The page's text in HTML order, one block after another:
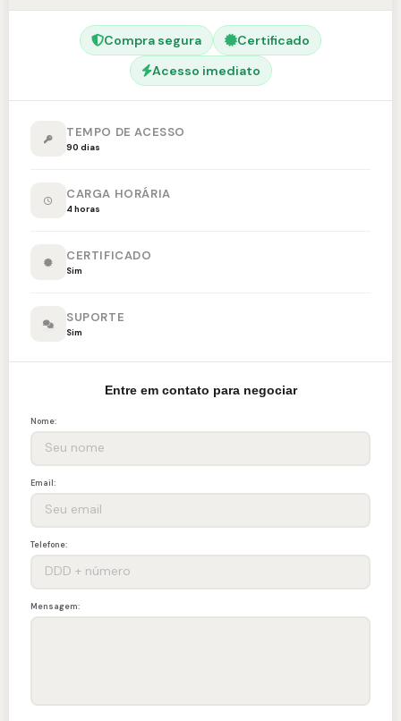
Compra segura
Certificado
Acesso imediato
TEMPO DE ACESSO
90 dias
CARGA HORÁRIA
4 horas
CERTIFICADO
Sim
SUPORTE
Sim
Entre em contato para negociar
Nome:
Email:
Telefone:
Mensagem: